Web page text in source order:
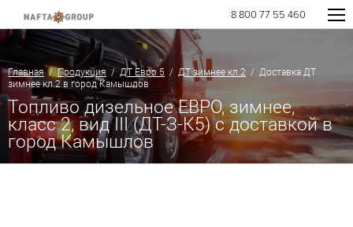
8 800 77 55 460
Главная/Продукция/ДТ Евро 5 / ДТ зимнее кл.2 / Доставка ДТ
зимнее кл.2 в город Камышлов
Топливо дизельное ЕВРО, зимнее,
класс 2, вид III (ДТ-З-К5) с доставкой в
город Камышлов